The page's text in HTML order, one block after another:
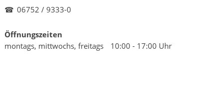
☎ 06752 / 9333-0
Öffnungszeiten
montags, mittwochs, freitags
10:00 - 17:00 Uhr